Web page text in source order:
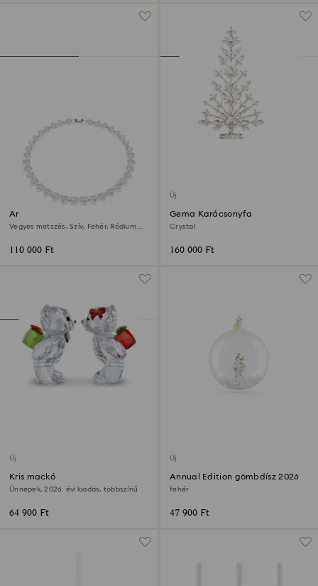
Ariana Grande x Swarovski
nyaklánc
Vegyes metszés, Szív, Fehér, Ródium
110 000 Ft
Új
Gema Karácsonyfa
Crystal
160 000 Ft
Új
Kris mackó
Ünnepek, 2026. évi kiadás, többszínű
64 900 Ft
Új
Annual Edition gömbdísz 2026
fehér
47 900 Ft